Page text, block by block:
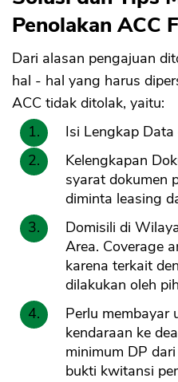
Penolakan ACC
Dari alasan pengajuan
hal - hal yang harus
ACC tidak ditolak, yaitu:
Isi Lengkap
Kelengkapan
syarat dokumen
diminta leasing
Domisili di
Area. Coverage
karena terkait
dilakukan oleh
Perlu membayar
kendaraan ke
minimum DP
bukti kwitansi